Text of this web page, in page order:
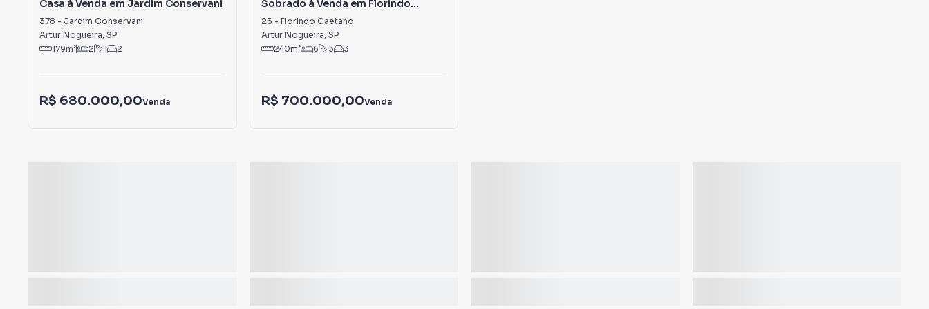
Casa à Venda em Jardim Conservani
378 - Jardim Conservani
Artur Nogueira, SP
179m² 2 1 2
R$ 680.000,00Venda
Sobrado à Venda em Florindo
Caetano
23 - Florindo Caetano
Artur Nogueira, SP
240m² 6 3 3
R$ 700.000,00Venda